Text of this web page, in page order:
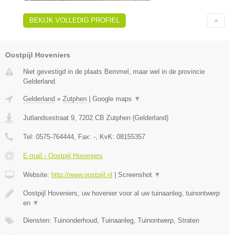
BEKIJK VOLLEDIG PROFIEL
Oostpijl Hoveniers
Niet gevestigd in de plaats Bemmel, maar wel in de provincie
Gelderland.
Gelderland » Zutphen Google maps ▼
Jutlandsestraat 9 7202 CB Zutphen (Gelderland)
Tel: 0575-764444 , Fax: - , KvK: 08155357
E-mail › Oostpijl Hoveniers
Website: http://www.oostpijl.nl Screenshot ▼
Oostpijl Hoveniers, uw hovenier voor al uw tuinaanleg, tuinontwerp
en ▼
Diensten: Tuinonderhoud, Tuinaanleg, Tuinontwerp, Straten